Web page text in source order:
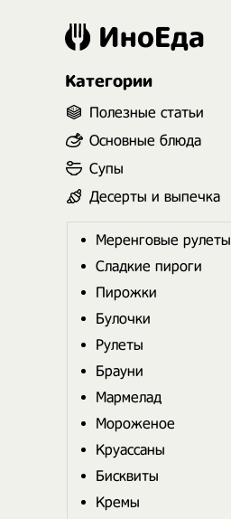
ИноЕда
Категории
Полезные статьи
Основные блюда
Супы
Десерты и выпечка
Меренговые рулеты
Сладкие пироги
Пирожки
Булочки
Рулеты
Брауни
Мармелад
Мороженое
Круассаны
Бисквиты
Кремы